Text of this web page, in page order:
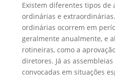
Existem diferentes tipos de
ordinárias e
ordinárias ocorrem em
geralmente anualmente, e
rotineiras, como a
diretores. Já as
convocadas em situações